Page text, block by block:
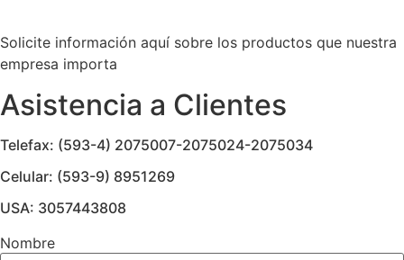
Solicite información aquí sobre los productos que nuestra
empresa importa
Asistencia a Clientes
Telefax: (593-4) 2075007-2075024-2075034
Celular: (593-9) 8951269
USA: 3057443808
Nombre